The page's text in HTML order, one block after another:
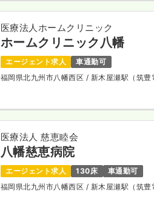
医療法人ホームクリニック
ホームクリニック八幡
エージェント求人
車通勤可
福岡県北九州市八幡西区 / 新木屋瀬駅（筑豊
医療法人 慈恵睦会
八幡慈恵病院
エージェント求人 130床
車通勤可
福岡県北九州市八幡西区 / 新木屋瀬駅（筑豊